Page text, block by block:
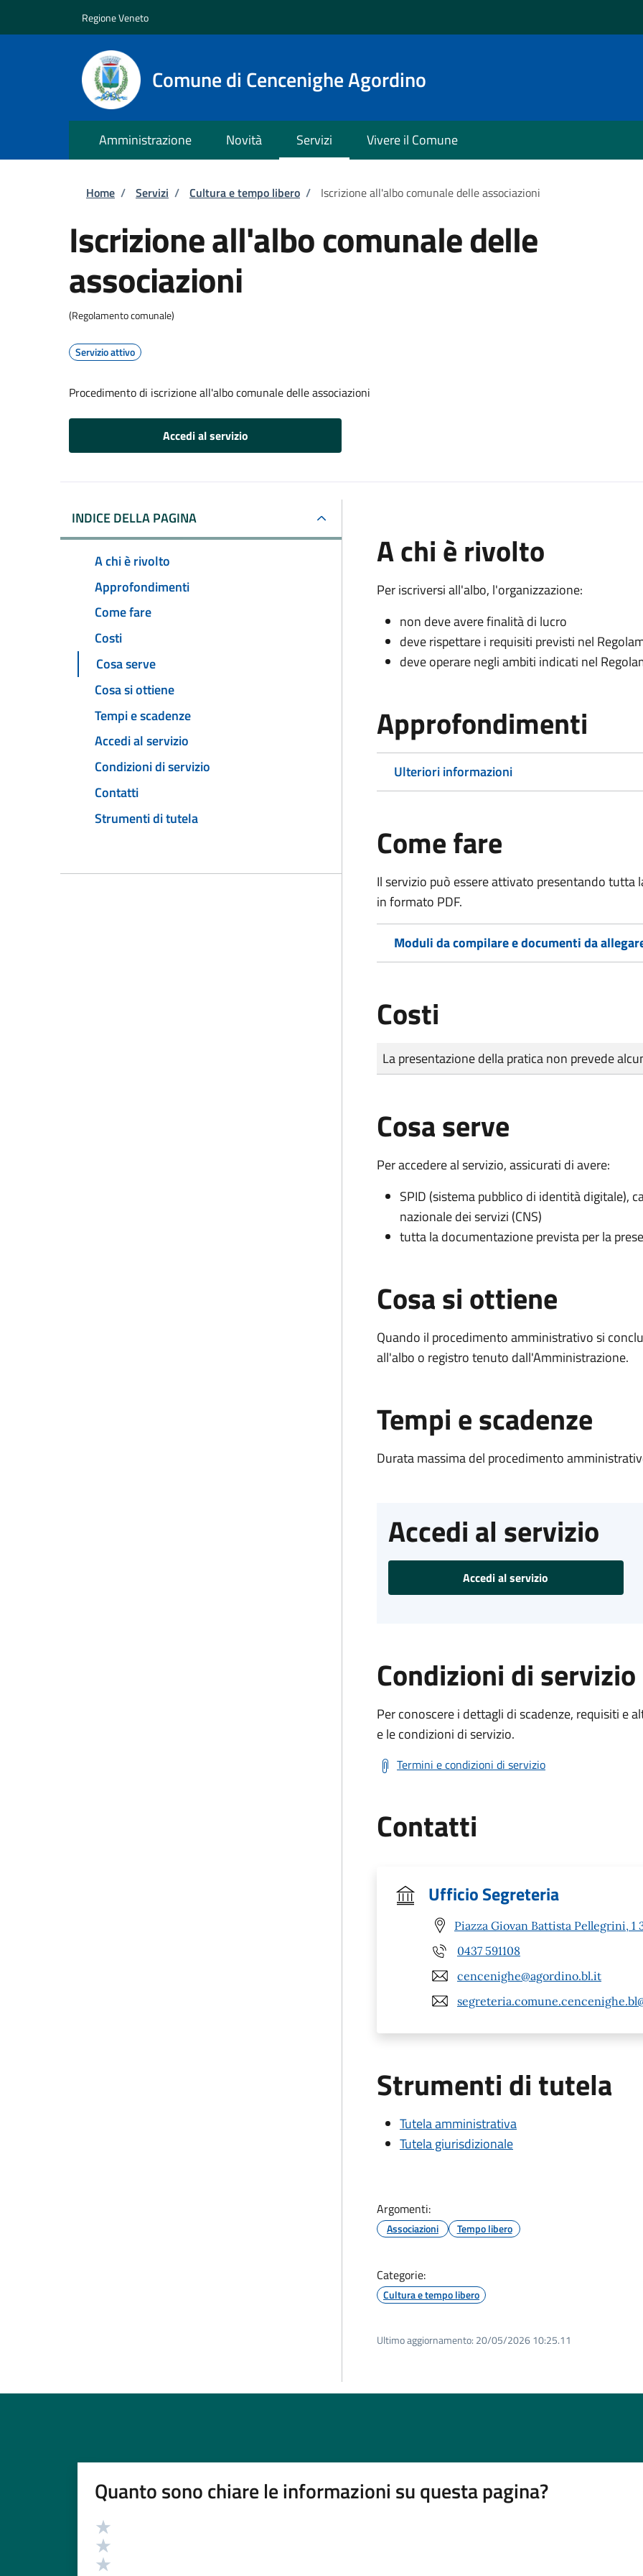
Regione Veneto
Comune di Cencenighe Agordino
Amministrazione Novità Servizi Vivere il Comune
Briciole di pane
Home / Servizi / Cultura e tempo libero / Iscrizione all'albo comunale delle associazioni
Iscrizione all'albo comunale delle
associazioni
(Regolamento comunale)
Servizio attivo
Procedimento di iscrizione all'albo comunale delle associazioni
Accedi al servizio
INDICE DELLA PAGINA
A chi è rivolto
Approfondimenti
Come fare
Costi
Cosa serve
Cosa si ottiene
Tempi e scadenze
Accedi al servizio
Condizioni di servizio
Contatti
Strumenti di tutela
A chi è rivolto
Per iscriversi all'albo, l'organizzazione:
non deve avere finalità di lucro
deve rispettare i requisiti previsti nel
deve operare negli ambiti indicati nel
Approfondimenti
Ulteriori informazioni
Come fare
Il servizio può essere attivato presentando
in formato PDF.
Moduli da compilare e documenti da
Costi
Tipo di pagamento
Importo
La presentazione della pratica non prevede
Cosa serve
Per accedere al servizio, assicurati di avere:
SPID (sistema pubblico di identità digitale),
nazionale dei servizi (CNS)
tutta la documentazione prevista per la
Cosa si ottiene
Quando il procedimento amministrativo si
all'albo o registro tenuto dall'Amministrazione.
Tempi e scadenze
Durata massima del procedimento
Accedi al servizio
Accedi al servizio
Condizioni di servizio
Per conoscere i dettagli di scadenze, requisiti e
e le condizioni di servizio.
Termini e condizioni di servizio
Contatti
Ufficio Segreteria
Piazza Giovan Battista Pellegrini,
0437 591108
cencenighe@agordino.bl.it
Strumenti di tutela
Tutela amministrativa
Tutela giurisdizionale
Argomenti:
Associazioni Tempo libero
Categorie:
Cultura e tempo libero
Ultimo aggiornamento: 20/05/2026 10:25.11
Quanto sono chiare le informazioni su questa pagina?
Valutazione